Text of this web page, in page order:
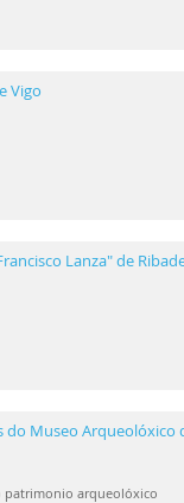
Vigo
Lanza" de
do Museo Arqueolóxico
patrimonio arqueolóxico